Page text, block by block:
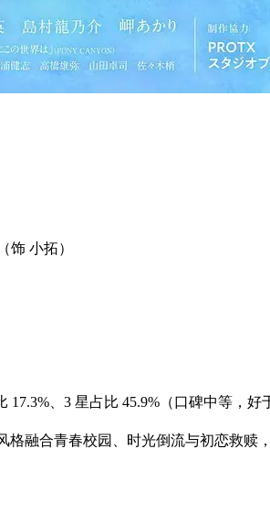
饰 小拓）
、3 星占比 45.9%（口碑中等，
格融合青春校园、时光倒流与初恋救